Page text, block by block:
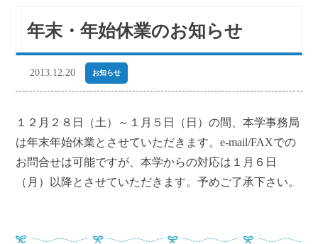
年末・年始休業のお知らせ
2013.12.20 お知らせ
１２月２８日（土）～１月５日（日）の間、本学事務局
は年末年始休業とさせていただきます。e-mail/FAXでの
お問合せは可能ですが、本学からの対応は１月６日
（月）以降とさせていただきます。予めご了承下さい。